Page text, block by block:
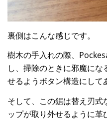
裏側はこんな感じです。
樹木の手入れの際、
し、掃除のときに邪魔に
せるようボタン構造にして
そして、この鋸は替え刃式
ップが取り外せるように